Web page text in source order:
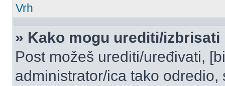
Vrh
» Kako mogu urediti/izbrisati
Post možeš urediti/uređivati,
administrator/ica tako